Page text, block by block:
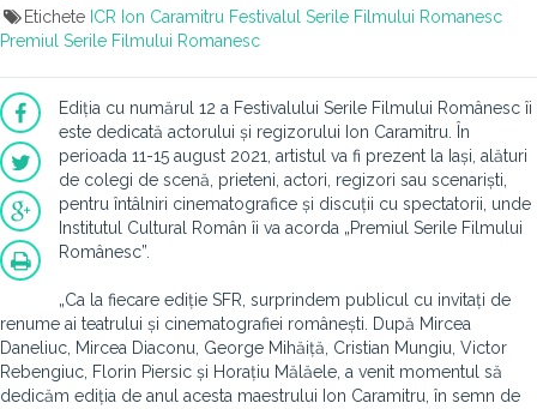
Etichete ICR Ion Caramitru Festivalul Serile Filmului Romanesc
Premiul Serile Filmului Romanesc
Ediția cu numărul 12 a Festivalului Serile Filmului Românesc îi
este dedicată actorului și regizorului Ion Caramitru. În
perioada 11-15 august 2021, artistul va fi prezent la Iași, alături
de colegi de scenă, prieteni, actori, regizori sau scenariști,
pentru întâlniri cinematografice și discuții cu spectatorii, unde
Institutul Cultural Român îi va acorda „Premiul Serile Filmului
Românesc”.
„Ca la fiecare ediție SFR, surprindem publicul cu invitați de
renume ai teatrului și cinematografiei românești. După Mircea
Daneliuc, Mircea Diaconu, George Mihăiță, Cristian Mungiu, Victor
Rebengiuc, Florin Piersic și Horațiu Mălăele, a venit momentul să
dedicăm ediția de anul acesta maestrului Ion Caramitru, în semn de